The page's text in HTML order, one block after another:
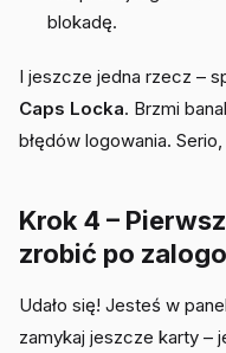
blokadę.
I jeszcze jedna rzecz –
Caps Locka. Brzmi
błędów logowania.
Krok 4 –
zrobić po
Udało się! Jesteś w
zamykaj jeszcze karty –